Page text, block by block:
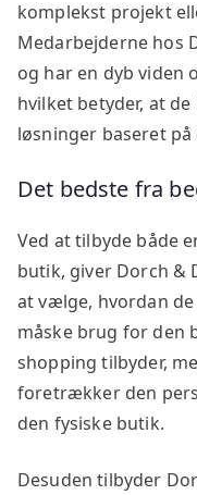
komplekst projekt
Medarbejderne hos
og har en dyb viden
hvilket betyder, at
løsninger baseret
Det bedste fra
Ved at tilbyde både
butik, giver Dorch &
at vælge, hvordan
måske brug for den
shopping tilbyder,
foretrækker den
den fysiske butik.
Desuden tilbyder